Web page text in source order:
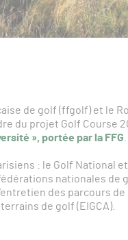
de golf (ffgolf) et le
du projet Golf Course
», portée par la FFG.
: le Golf National
nationales de
des parcours de
de golf (EIGCA).